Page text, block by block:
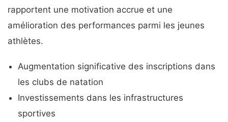
rapportent une motivation accrue et une
amélioration des performances parmi les jeunes
athlètes.
Augmentation significative des inscriptions dans
les clubs de natation
Investissements dans les infrastructures
sportives